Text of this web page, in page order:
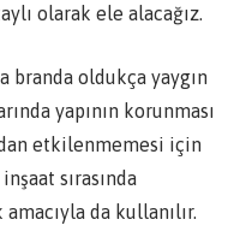
olarak ele alacağız.
branda oldukça yaygın
yapının korunması
etkilenmemesi için
sırasında
da kullanılır.